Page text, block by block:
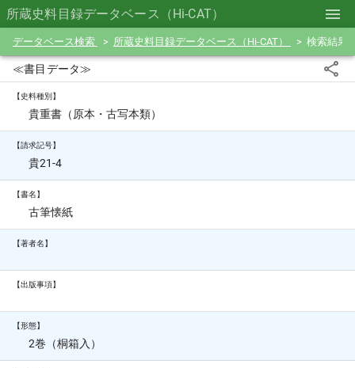
所蔵史料目録データベース（Hi-CAT）
データベース検索 所蔵史料目録データベース（Hi-CAT） 検索結果
≪書目データ≫
【史料種別】
貴重書（原本・古写本類）
【請求記号】
貴21-4
【書名】
古筆懐紙
【著者名】
【出版事項】
【形態】
2巻（桐箱入）